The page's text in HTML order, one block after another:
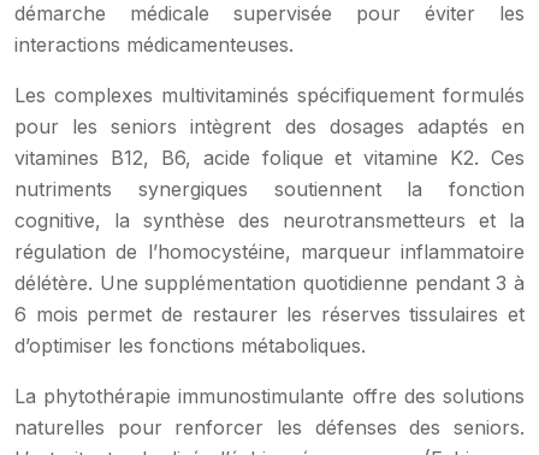
démarche médicale supervisée pour éviter les
interactions médicamenteuses.
Les complexes multivitaminés spécifiquement formulés
pour les seniors intègrent des dosages adaptés en
vitamines B12, B6, acide folique et vitamine K2. Ces
nutriments synergiques soutiennent la fonction
cognitive, la synthèse des neurotransmetteurs et la
régulation de l’homocystéine, marqueur inflammatoire
délétère. Une supplémentation quotidienne pendant 3 à
6 mois permet de restaurer les réserves tissulaires et
d’optimiser les fonctions métaboliques.
La phytothérapie immunostimulante offre des solutions
naturelles pour renforcer les défenses des seniors.